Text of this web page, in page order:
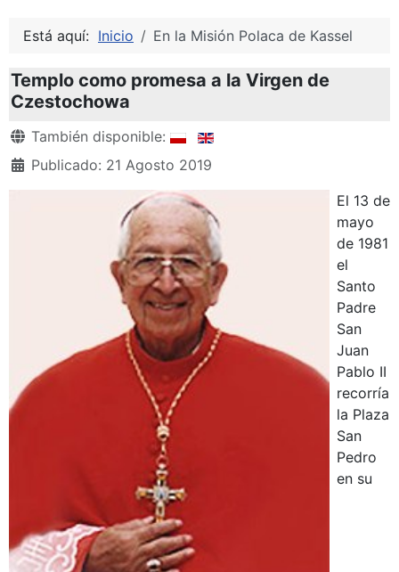
Está aquí: Inicio En la Misión Polaca de Kassel
Templo como promesa a la Virgen de
Czestochowa
Detalles
También disponible:
Publicado: 21 Agosto 2019
El 13 de
mayo
de 1981
el
Santo
Padre
San
Juan
Pablo II
recorría
la Plaza
San
Pedro
en su